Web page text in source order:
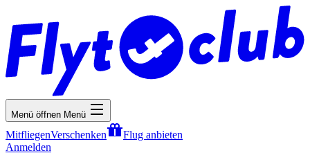
Menü öffnen Menü
MitfliegenVerschenken
Flug anbieten
Anmelden